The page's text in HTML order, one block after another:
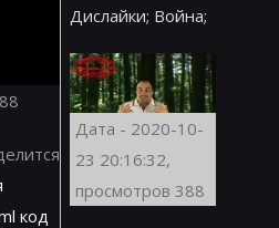
код
Дислайки; Война;
Дата - 2020-10-
23 20:16:32,
просмотров 388